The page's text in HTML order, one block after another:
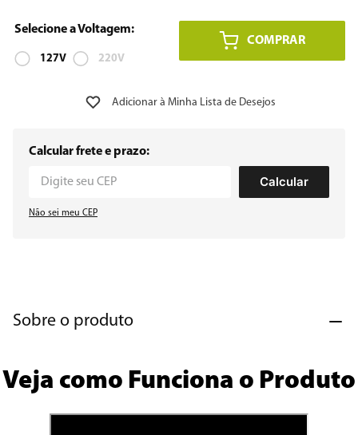
127V 220V
COMPRAR
Calcular frete e prazo:
Calcular
Não sei meu CEP
Sobre o produto
Veja como Funciona o Produto
microondas